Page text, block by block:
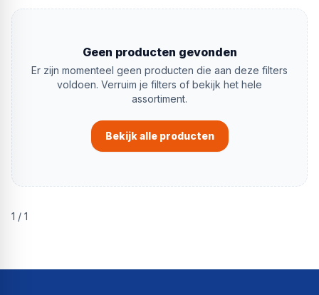
Geen producten gevonden
Er zijn momenteel geen producten die aan deze filters
voldoen. Verruim je filters of bekijk het hele
assortiment.
Bekijk alle producten
1 / 1